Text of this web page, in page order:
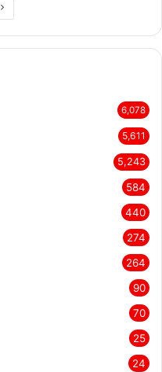
Next
6,078
5,611
5,243
584
440
274
264
90
70
25
24